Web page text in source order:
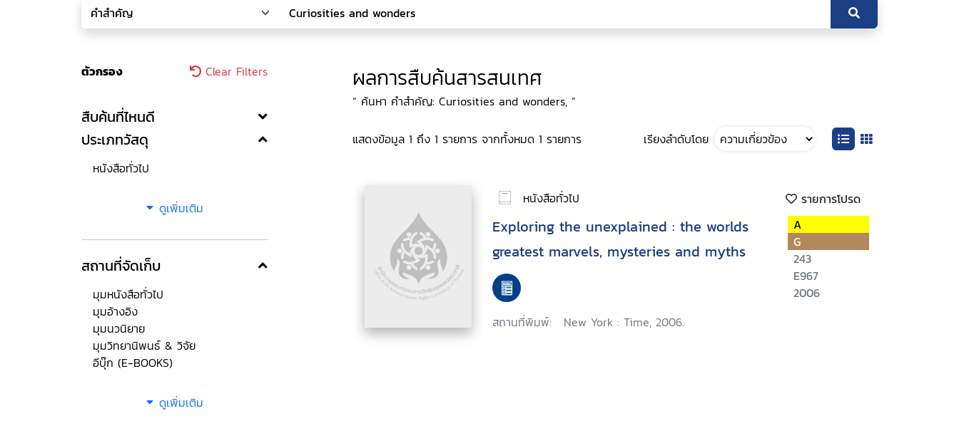
ตัวกรอง Clear Filters
สืบค้นที่ไหนดี
ประเภทวัสดุ
หนังสือทั่วไป
ดูเพิ่มเติม
สถานที่จัดเก็บ
มุมหนังสือทั่วไป
มุมอ้างอิง
มุมนวนิยาย
มุมวิทยานิพนธ์ & วิจัย
อีบุ๊ก (E-BOOKS)
ดูเพิ่มเติม
ผลการสืบค้นสารสนเทศ
“ ค้นหา คำสำคัญ: Curiosities and wonders, ”
แสดงข้อมูล 1 ถึง 1 รายการ จากทั้งหมด 1 รายการ เรียงลำดับโดย
หนังสือทั่วไป รายการโปรด
Exploring the unexplained : the worlds
greatest marvels, mysteries and myths
สถานที่พิมพ์: New York : Time, 2006.
A
G
243
E967
2006